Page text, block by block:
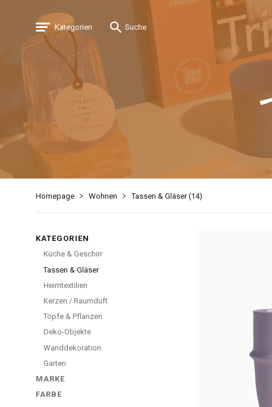
Kategorien Suche
Homepage Wohnen Tassen & Gläser (14)
KATEGORIEN
Küche & Geschirr
Tassen & Gläser
Heimtextilien
Kerzen / Raumduft
Töpfe & Pflanzen
Deko-Objekte
Wanddekoration
Garten
MARKE
FARBE